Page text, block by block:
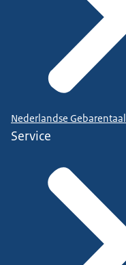
Nederlandse Gebarentaal
Service